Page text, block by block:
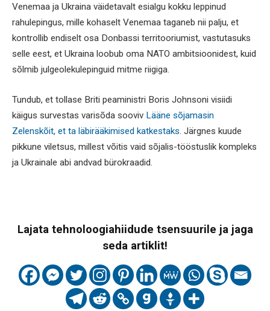
Venemaa ja Ukraina väidetavalt esialgu kokku leppinud
rahulepingus, mille kohaselt Venemaa taganeb nii palju, et
kontrollib endiselt osa Donbassi territooriumist, vastutasuks
selle eest, et Ukraina loobub oma NATO ambitsioonidest, kuid
sõlmib julgeolekulepinguid mitme riigiga.
Tundub, et tollase Briti peaministri Boris Johnsoni visiidi
käigus survestas varisõda sooviv Lääne sõjamasin
Zelenskõit, et ta läbirääkimised katkestaks . Järgnes kuude
pikkune viletsus, millest võitis vaid sõjalis-tööstuslik kompleks
ja Ukrainale abi andvad bürokraadid.
Lajata tehnoloogiahiidude tsensuurile ja jaga
seda artiklit!